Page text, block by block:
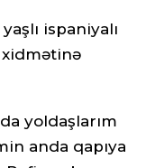
ispaniyalı
xidmətinə
yoldaşlarım
anda qapıya